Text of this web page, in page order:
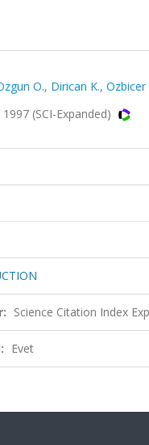
O., Dirican K., Ozbicer
(SCI-Expanded)
Science Citation Index
Evet